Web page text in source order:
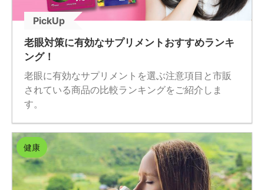
PickUp
老眼対策に有効なサプリメントおすすめランキ
ング！
老眼に有効なサプリメントを選ぶ注意項目と市販
されている商品の比較ランキングをご紹介しま
す。
健康